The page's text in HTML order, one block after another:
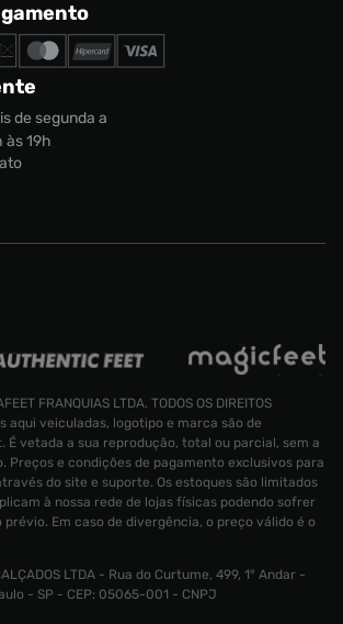
de segunda a
19h
FRANQUIAS LTDA. TODOS OS DIREITOS
aqui veiculadas, logotipo e marca são de
É vetada a sua reprodução, total ou parcial, sem a
Preços e condições de pagamento exclusivos para
do site e suporte. Os estoques são limitados
à nossa rede de lojas físicas podendo sofrer
Em caso de divergência, o preço válido é o
LTDA - Rua do Curtume, 499, 1° Andar -
- SP - CEP: 05065-001 - CNPJ